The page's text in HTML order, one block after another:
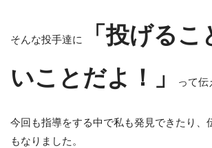
そんな投手達に
「投げる
いことだよ！」
って伝
今回も指導をする中で私も発見できたり、
もなりました。